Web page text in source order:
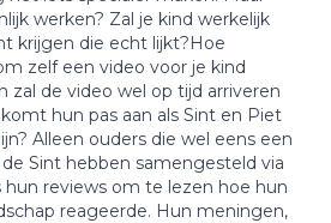
werken? Zal je kind werkelijk
krijgen die echt lijkt?Hoe
zelf een video voor je kind
zal de video wel op tijd arriveren
hun pas aan als Sint en Piet
Alleen ouders die wel eens een
Sint hebben samengesteld via
hun reviews om te lezen hoe hun
reageerde. Hun meningen,